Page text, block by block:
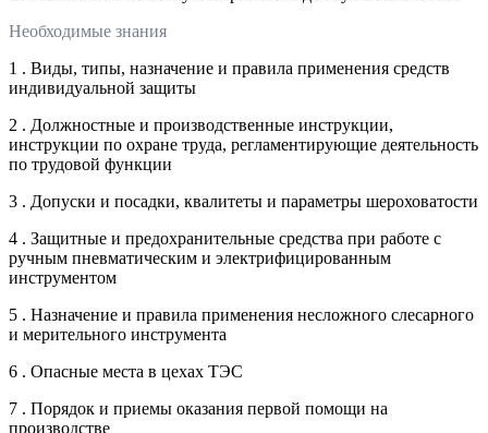
Необходимые знания
1 . Виды, типы, назначение и правила применения средств
индивидуальной защиты
2 . Должностные и производственные инструкции,
инструкции по охране труда, регламентирующие деятельность
по трудовой функции
3 . Допуски и посадки, квалитеты и параметры шероховатости
4 . Защитные и предохранительные средства при работе с
ручным пневматическим и электрифицированным
инструментом
5 . Назначение и правила применения несложного слесарного
и мерительного инструмента
6 . Опасные места в цехах ТЭС
7 . Порядок и приемы оказания первой помощи на
производстве